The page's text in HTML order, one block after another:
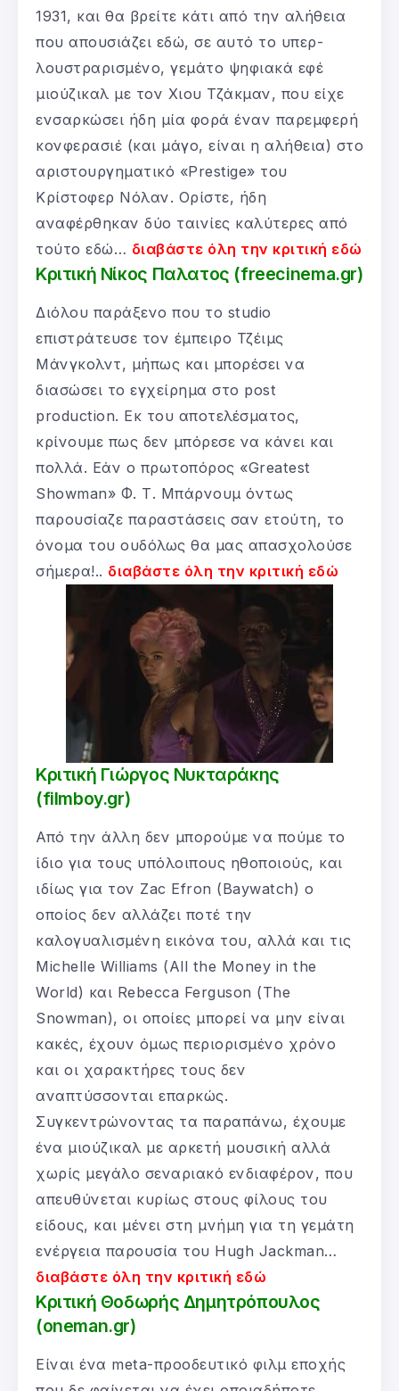
1931, και θα βρείτε κάτι από την αλήθεια
που απουσιάζει εδώ, σε αυτό το υπερ-
λουστραρισμένο, γεμάτο ψηφιακά εφέ
μιούζικαλ με τον Χιου Τζάκμαν, που είχε
ενσαρκώσει ήδη μία φορά έναν παρεμφερή
κονφερασιέ (και μάγο, είναι η αλήθεια) στο
αριστουργηματικό «Prestige» του
Κρίστοφερ Νόλαν. Ορίστε, ήδη
αναφέρθηκαν δύο ταινίες καλύτερες από
τούτο εδώ… διαβάστε όλη την κριτική εδώ
Κριτική Νίκος Παλατος (freecinema.gr)
Διόλου παράξενο που το studio
επιστράτευσε τον έμπειρο Τζέιμς
Μάνγκολντ, μήπως και μπορέσει να
διασώσει το εγχείρημα στο post
production. Εκ του αποτελέσματος,
κρίνουμε πως δεν μπόρεσε να κάνει και
πολλά. Εάν ο πρωτοπόρος «Greatest
Showman» Φ. Τ. Μπάρνουμ όντως
παρουσίαζε παραστάσεις σαν ετούτη, το
όνομα του ουδόλως θα μας απασχολούσε
σήμερα!.. διαβάστε όλη την κριτική εδώ
Κριτική Γιώργος Νυκταράκης
(filmboy.gr)
Από την άλλη δεν μπορούμε να πούμε το
ίδιο για τους υπόλοιπους ηθοποιούς, και
ιδίως για τον Zac Efron (Baywatch) ο
οποίος δεν αλλάζει ποτέ την
καλογυαλισμένη εικόνα του, αλλά και τις
Michelle Williams (All the Money in the
World) και Rebecca Ferguson (The
Snowman), οι οποίες μπορεί να μην είναι
κακές, έχουν όμως περιορισμένο χρόνο
και οι χαρακτήρες τους δεν
αναπτύσσονται επαρκώς.
Συγκεντρώνοντας τα παραπάνω, έχουμε
ένα μιούζικαλ με αρκετή μουσική αλλά
χωρίς μεγάλο σεναριακό ενδιαφέρον, που
απευθύνεται κυρίως στους φίλους του
είδους, και μένει στη μνήμη για τη γεμάτη
ενέργεια παρουσία του Hugh Jackman…
διαβάστε όλη την κριτική εδώ
Κριτική Θοδωρής Δημητρόπουλος
(oneman.gr)
Είναι ένα meta-προοδευτικό φιλμ εποχής